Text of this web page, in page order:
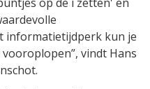
informatietijdperk kun je
vindt Hans